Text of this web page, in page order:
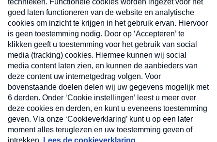
Verzend
Nieuwsbrief
Neem hier een gratis abonnement op onze
nieuwsbrief. Elke vrijdag- en dinsdagochtend in uw